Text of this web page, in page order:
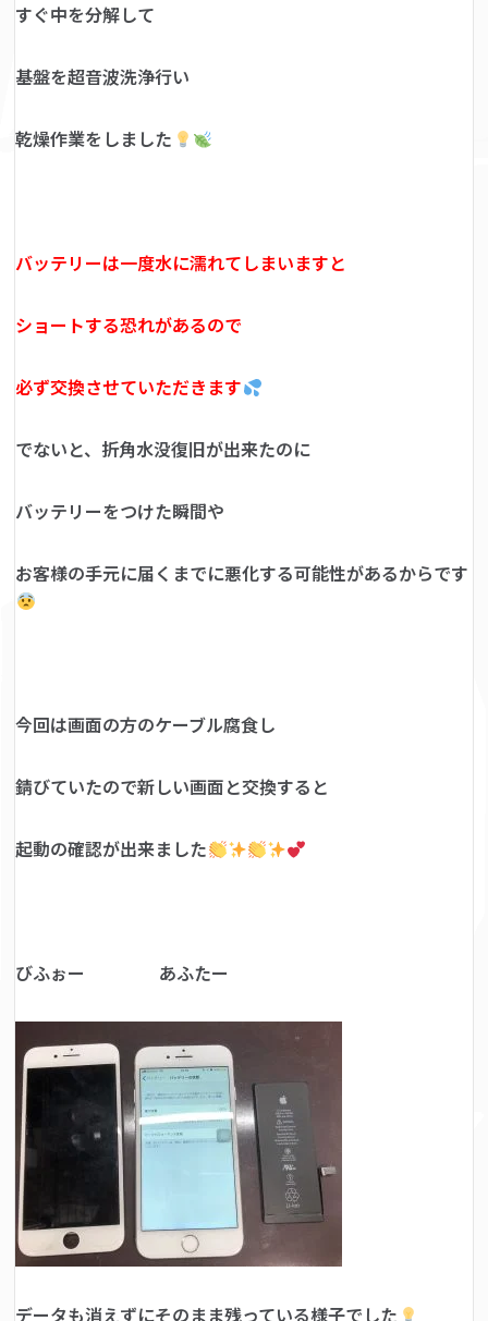
すぐ中を分解して
基盤を超音波洗浄行い
乾燥作業をしました
バッテリーは一度水に濡れてしまいますと
ショートする恐れがあるので
必ず交換させていただきます
でないと、折角水没復旧が出来たのに
バッテリーをつけた瞬間や
お客様の手元に届くまでに悪化する可能性があるからです
今回は画面の方のケーブル腐食し
錆びていたので新しい画面と交換すると
起動の確認が出来ました
びふぉー あふたー
データも消えずにそのまま残っている様子でした